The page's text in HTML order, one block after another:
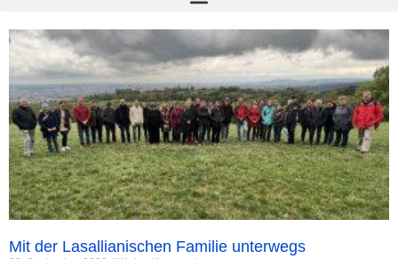
Mit der Lasallianischen Familie unterwegs